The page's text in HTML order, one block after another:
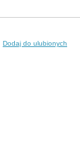
Dodaj do ulubionych